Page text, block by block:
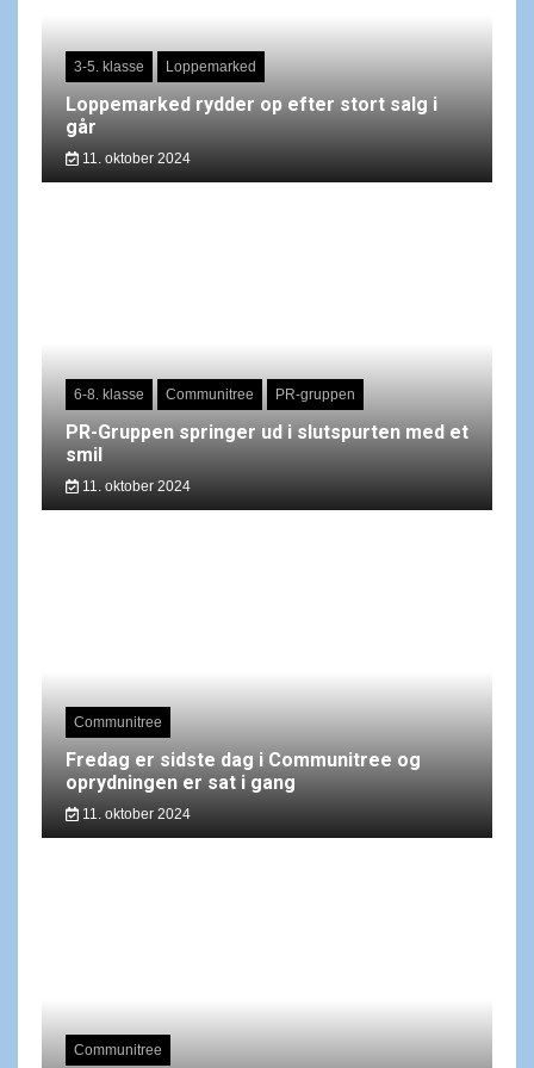
3-5. klasse Loppemarked
Loppemarked rydder op efter stort salg i
går
11. oktober 2024
6-8. klasse Communitree PR-gruppen
PR-Gruppen springer ud i slutspurten med et
smil
11. oktober 2024
Communitree
Fredag er sidste dag i Communitree og
oprydningen er sat i gang
11. oktober 2024
Communitree